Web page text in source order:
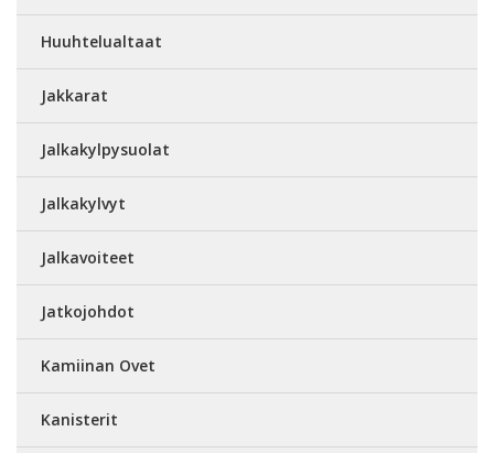
Huuhtelualtaat
Jakkarat
Jalkakylpysuolat
Jalkakylvyt
Jalkavoiteet
Jatkojohdot
Kamiinan Ovet
Kanisterit